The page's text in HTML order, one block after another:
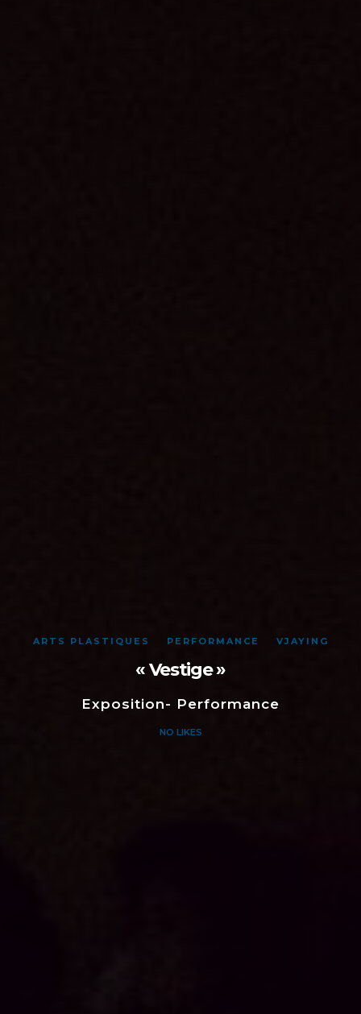
ARTS PLASTIQUES PERFORMANCE VJAYING
« Vestige »
Exposition- Performance
NO LIKES